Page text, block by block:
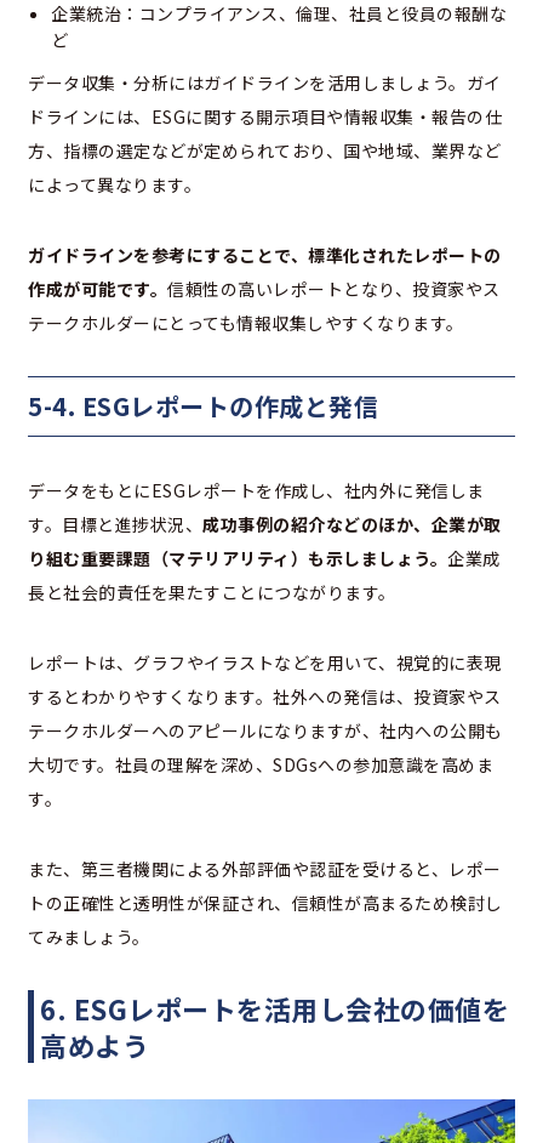
企業統治：コンプライアンス、倫理、社員と役員の報酬な
ど
データ収集・分析にはガイドラインを活用しましょう。ガイ
ドラインには、ESGに関する開示項目や情報収集・報告の仕
方、指標の選定などが定められており、国や地域、業界など
によって異なります。
ガイドラインを参考にすることで、標準化されたレポートの
作成が可能です。 信頼性の高いレポートとなり、投資家やス
テークホルダーにとっても情報収集しやすくなります。
5-4. ESGレポートの作成と発信
データをもとにESGレポートを作成し、社内外に発信しま
す。目標と進捗状況、 成功事例の紹介などのほか、企業が取
り組む重要課題（マテリアリティ）も示しましょう。 企業成
長と社会的責任を果たすことにつながります。
レポートは、グラフやイラストなどを用いて、視覚的に表現
するとわかりやすくなります。社外への発信は、投資家やス
テークホルダーへのアピールになりますが、社内への公開も
大切です。社員の理解を深め、SDGsへの参加意識を高めま
す。
また、第三者機関による外部評価や認証を受けると、レポー
トの正確性と透明性が保証され、信頼性が高まるため検討し
てみましょう。
6. ESGレポートを活用し会社の価値を
高めよう